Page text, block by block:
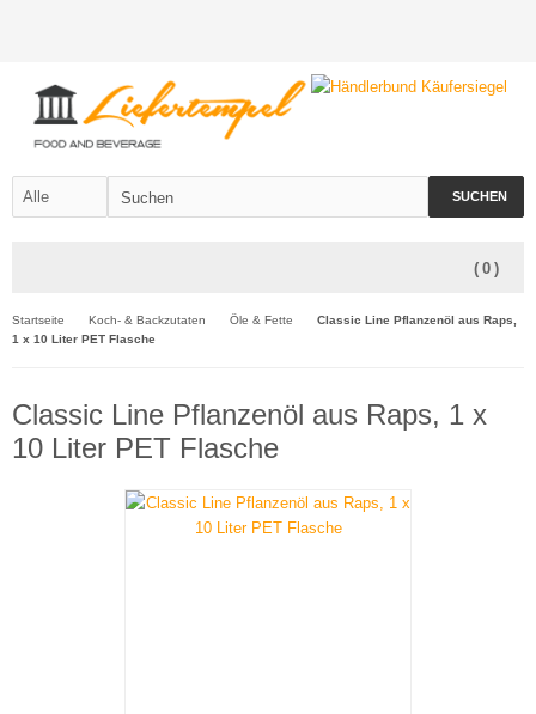
SUCHEN
( 0 )
Startseite Koch- & Backzutaten Öle & Fette
Classic Line Pflanzenöl aus Raps,
1 x 10 Liter PET Flasche
Classic Line Pflanzenöl aus Raps, 1 x
10 Liter PET Flasche